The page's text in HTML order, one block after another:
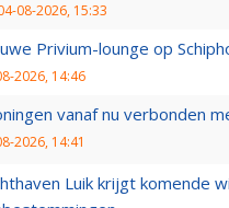
08-2026, 15:33
Privium-lounge op
2026, 14:46
vanaf nu verbonden
2026, 14:41
Luik krijgt komende